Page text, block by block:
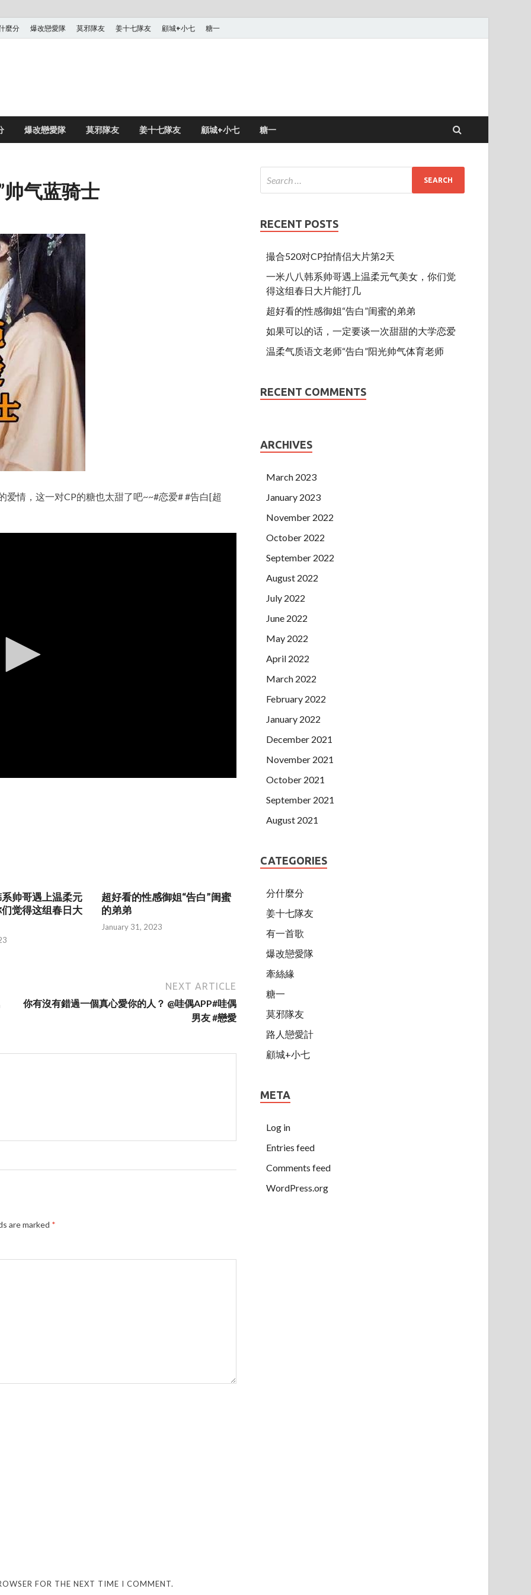
麼分 爆改戀愛隊 莫邪隊友 姜十七隊友 顧城+小七 糖一
爆改戀愛隊 莫邪隊友 姜十七隊友 顧城+小七 糖一
帅气蓝骑士
爱情，这一对CP的糖也太甜了吧~~#恋爱# #告白[超
帅哥遇上温柔元
觉得这组春日大
超好看的性感御姐“告白”闺蜜
的弟弟
January 31, 2023
NEXT ARTICLE
你有沒有錯過一個真心愛你的人？ @哇偶APP#哇偶
男友 #戀愛
are marked *
FOR THE NEXT TIME I COMMENT.
RECENT POSTS
撮合520对CP拍情侣大片第2天
一米八八韩系帅哥遇上温柔元气美女，你们觉
得这组春日大片能打几
超好看的性感御姐“告白”闺蜜的弟弟
如果可以的话，一定要谈一次甜甜的大学恋爱
温柔气质语文老师“告白”阳光帅气体育老师
RECENT COMMENTS
ARCHIVES
March 2023
January 2023
November 2022
October 2022
September 2022
August 2022
July 2022
June 2022
May 2022
April 2022
March 2022
February 2022
January 2022
December 2021
November 2021
October 2021
September 2021
August 2021
CATEGORIES
分什麼分
姜十七隊友
有一首歌
爆改戀愛隊
牽絲緣
糖一
莫邪隊友
路人戀愛計
顧城+小七
META
Log in
Entries feed
Comments feed
WordPress.org